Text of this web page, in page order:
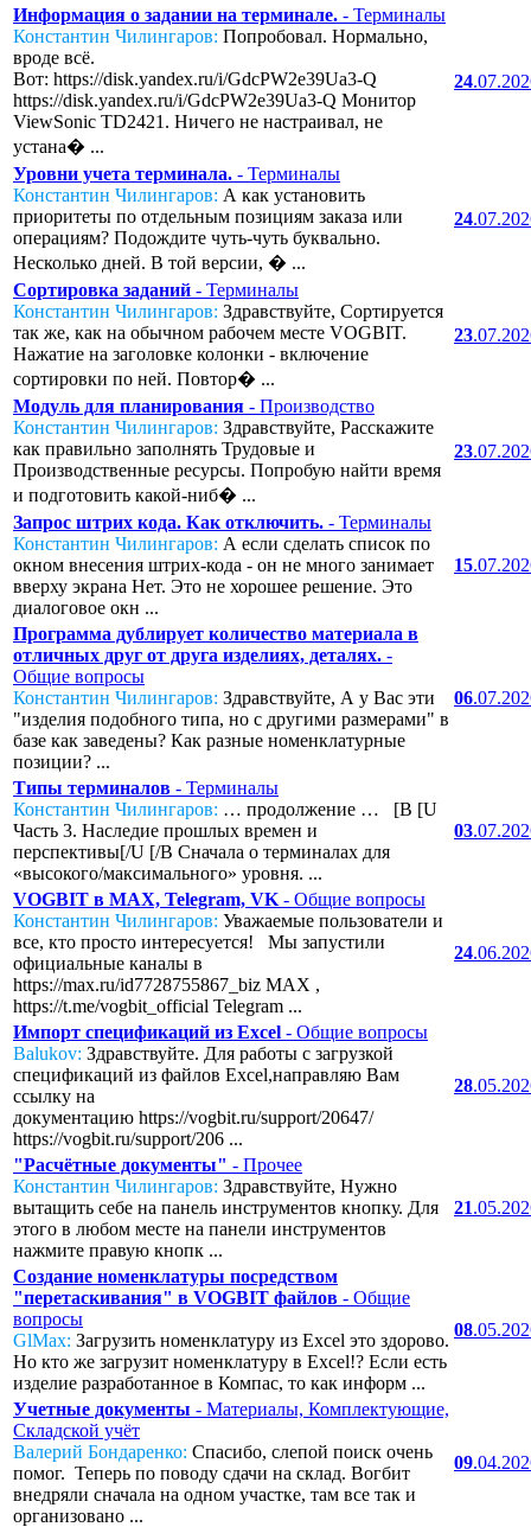
Информация о задании на терминале. - Терминалы
Константин Чилингаров: Попробовал. Нормально,
вроде всё.
Вот: https://disk.yandex.ru/i/GdcPW2e39Ua3-Q
https://disk.yandex.ru/i/GdcPW2e39Ua3-Q Монитор
ViewSonic TD2421. Ничего не настраивал, не
устана� ...
24
Уровни учета терминала. - Терминалы
Константин Чилингаров: А как установить
приоритеты по отдельным позициям заказа или
операциям? Подождите чуть-чуть буквально.
Несколько дней. В той версии, � ...
24
Сортировка заданий - Терминалы
Константин Чилингаров: Здравствуйте, Сортируется
так же, как на обычном рабочем месте VOGBIT.
Нажатие на заголовке колонки - включение
сортировки по ней. Повтор� ...
23
Модуль для планирования - Производство
Константин Чилингаров: Здравствуйте, Расскажите
как правильно заполнять Трудовые и
Производственные ресурсы. Попробую найти время
и подготовить какой-ниб� ...
23
Запрос штрих кода. Как отключить. - Терминалы
Константин Чилингаров: А если сделать список по
окном внесения штрих-кода - он не много занимает
вверху экрана Нет. Это не хорошее решение. Это
диалоговое окн ...
15
Программа дублирует количество материала в
отличных друг от друга изделиях, деталях. -
Общие вопросы
Константин Чилингаров: Здравствуйте, А у Вас эти
"изделия подобного типа, но с другими размерами" в
базе как заведены? Как разные номенклатурные
позиции? ...
06
Типы терминалов - Терминалы
Константин Чилингаров: … продолжение … [B [U
Часть 3. Наследие прошлых времен и
перспективы[/U [/B Сначала о терминалах для
«высокого/максимального» уровня. ...
03
VOGBIT в MAX, Telegram, VK - Общие вопросы
Константин Чилингаров: Уважаемые пользователи и
все, кто просто интересуется! Мы запустили
официальные каналы в
https://max.ru/id7728755867_biz MAX ,
https://t.me/vogbit_official Telegram ...
24
Импорт спецификаций из Excel - Общие вопросы
Balukov: Здравствуйте. Для работы с загрузкой
спецификаций из файлов Excel,направляю Вам
ссылку на
документацию https://vogbit.ru/support/20647/
https://vogbit.ru/support/206 ...
28
"Расчётные документы" - Прочее
Константин Чилингаров: Здравствуйте, Нужно
вытащить себе на панель инструментов кнопку. Для
этого в любом месте на панели инструментов
нажмите правую кнопк ...
21
Создание номенклатуры посредством
"перетаскивания" в VOGBIT файлов - Общие
вопросы
GlMax: Загрузить номенклатуру из Excel это здорово.
Но кто же загрузит номенклатуру в Excel!? Если есть
изделие разработанное в Компас, то как информ ...
08
Учетные документы - Материалы, Комплектующие,
Складской учёт
Валерий Бондаренко: Спасибо, слепой поиск очень
помог. Теперь по поводу сдачи на склад. Вогбит
внедряли сначала на одном участке, там все так и
организовано ...
09